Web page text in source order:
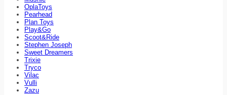
OplaToys
Pearhead
Plan Toys
Play&Go
Scoot&Ride
Stephen Joseph
Sweet Dreamers
Trixie
Tryco
Vilac
Vulli
Zazu